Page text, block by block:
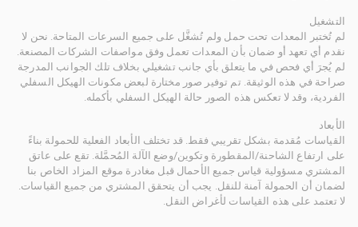
التشغيل
لم تُختبر المعدات تحت حمل ولم تُشغَّل على جميع السرعات المتاحة. نحن لا
نقدم أي تعهد أو ضمان بأن المعدات تعمل وفق مواصفات الشركات المصنعة.
لم يُجرَ أي فحص في ما يتعلق بأي جانب تشغيلي بخلاف تلك الجوانب المدرجة
صراحة في هذه الوثيقة. تم توفير صور مختارة لبعض مكونات الهيكل السفلي
الفردية، وقد لا تعكس هذه الصور حالة الهيكل السفلي بأكمله.
الأبعاد
القياسات مُقدمة بشكل تقريبي فقط. قد تختلف الأبعاد الفعلية للحمولة بناءً
على ارتفاع الشاحنة/المقطورة وتكوين/وضع الآلة المُحمَّلة. تقع على عاتق
المشتري مسؤولية قياس جميع الأحمال قبل مغادرة موقع المزاد الخاص بنا
لضمان أن الحمولة آمنة للنقل. يجب أن يتحقق المشتري من جميع القياسات.
لا تعتمد على هذه القياسات لأغراض النقل.